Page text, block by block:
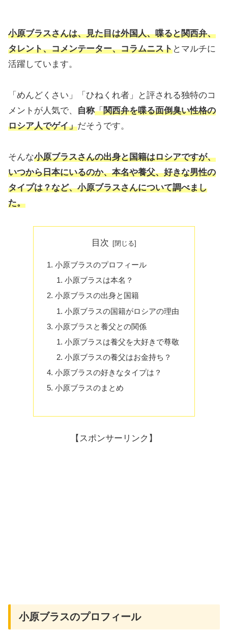
小原ブラスさんは、見た目は外国人、喋ると関西弁、
タレント、コメンテーター、コラムニストとマルチに
活躍しています。
「めんどくさい」「ひねくれ者」と評される独特のコ
メントが人気で、
自称「関西弁を喋る面倒臭い性格の
ロシア人でゲイ」だそうです。
そんな小原ブラスさんの出身と国籍はロシアですが、
いつから日本にいるのか、本名や養父、好きな男性の
タイプは？など、小原ブラスさんについて調べまし
た。
目次
小原ブラスのプロフィール
小原ブラスは本名？
小原ブラスの出身と国籍
小原ブラスの国籍がロシアの理由
小原ブラスと養父との関係
小原ブラスは養父を大好きで尊敬
小原ブラスの養父はお金持ち？
小原ブラスの好きなタイプは？
小原ブラスのまとめ
【スポンサーリンク】
小原ブラスのプロフィール